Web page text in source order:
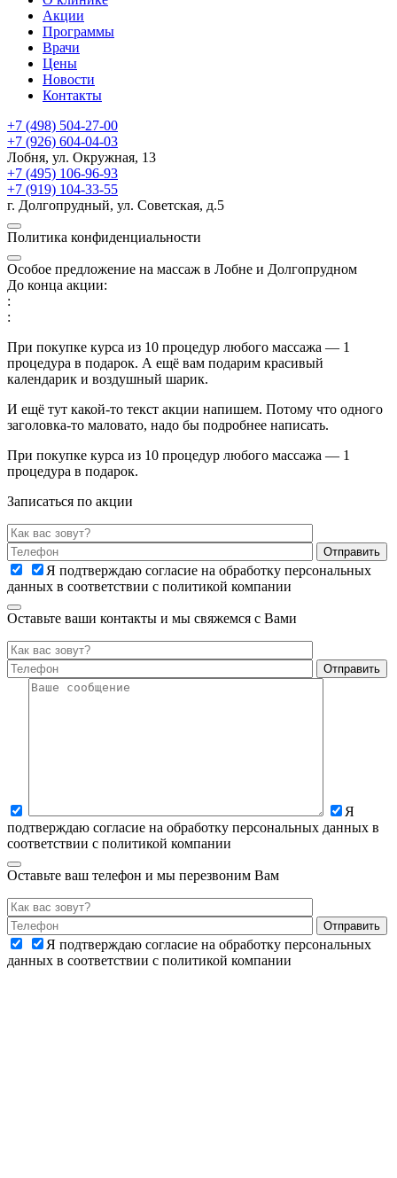
Акции
Программы
Врачи
Цены
Новости
Контакты
+7 (498) 504-27-00
+7 (926) 604-04-03
Лобня, ул. Окружная, 13
+7 (495) 106-96-93
+7 (919) 104-33-55
г. Долгопрудный, ул. Советская, д.5
Политика конфиденциальности
Особое предложение на массаж в Лобне и Долгопрудном
До конца акции:
:
:
При покупке курса из 10 процедур любого массажа — 1
процедура в подарок. А ещё вам подарим красивый
календарик и воздушный шарик.
И ещё тут какой-то текст акции напишем. Потому что одного
заголовка-то маловато, надо бы подробнее написать.
При покупке курса из 10 процедур любого массажа — 1
процедура в подарок.
Записаться по акции
Я подтверждаю согласие на обработку персональных
данных в соответствии с политикой компании
Оставьте ваши контакты и мы свяжемся с Вами
Я
подтверждаю согласие на обработку персональных данных в
соответствии с политикой компании
Оставьте ваш телефон и мы перезвоним Вам
Я подтверждаю согласие на обработку персональных
данных в соответствии с политикой компании